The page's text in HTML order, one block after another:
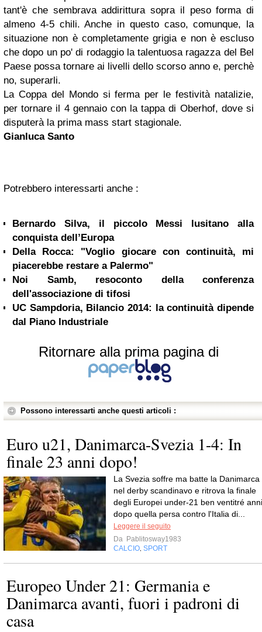
tant'è che sembrava addirittura sopra il peso forma di
almeno 4-5 chili. Anche in questo caso, comunque, la
situazione non è completamente grigia e non è escluso
che dopo un po' di rodaggio la talentuosa ragazza del Bel
Paese possa tornare ai livelli dello scorso anno e, perchè
no, superarli.
La Coppa del Mondo si ferma per le festività natalizie,
per tornare il 4 gennaio con la tappa di Oberhof, dove si
disputerà la prima mass start stagionale.
Gianluca Santo
Potrebbero interessarti anche :
Bernardo Silva, il piccolo Messi lusitano alla
conquista dell’Europa
Della Rocca: "Voglio giocare con continuità, mi
piacerebbe restare a Palermo"
Noi Samb, resoconto della conferenza
dell'associazione di tifosi
UC Sampdoria, Bilancio 2014: la continuità dipende
dal Piano Industriale
Ritornare alla prima pagina di
Possono interessarti anche questi articoli :
Euro u21, Danimarca-Svezia 1-4: In
finale 23 anni dopo!
La Svezia soffre ma batte la Danimarca
nel derby scandinavo e ritrova la finale
degli Europei under-21 ben ventitré anni
dopo quella persa contro l'Italia di...
Leggere il seguito
Da Pablitosway1983
CALCIO SPORT
Europeo Under 21: Germania e
Danimarca avanti, fuori i padroni di
casa